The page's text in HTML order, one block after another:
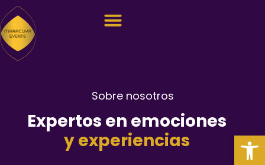
Sobre nosotros
Expertos en emociones
y experiencias